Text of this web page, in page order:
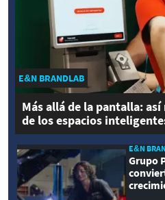
E&N BRANDLAB
Más allá de la pantalla:
de los espacios
E&N
Grupo